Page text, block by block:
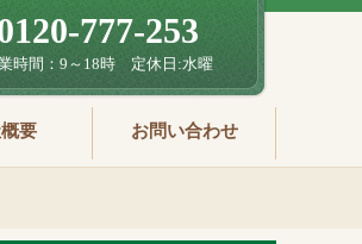
777-253
時間：9～18時 定休日:水曜
要 お問い合わせ